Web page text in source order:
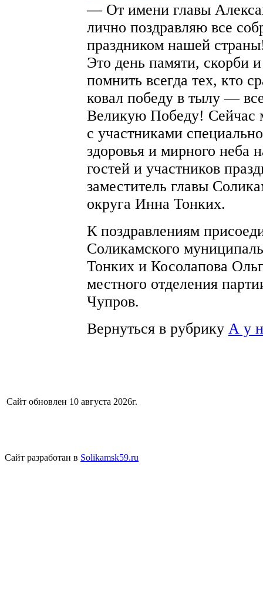
— От имени главы
лично поздравляю все
праздником нашей
Это день памяти, скорби
помнить всегда тех, кто
ковал победу в тылу —
Великую Победу! Сейчас
с участниками
здоровья и мирного неба
гостей и участников
заместитель главы
округа Инна Тонких.
К поздравлениям
Соликамского
Тонких и Косолапова
местного отделения
Чупров.
Вернуться в рубрику А у
Сайт обновлен 10 августа 2026г.
Сайт разработан в Solikamsk59.ru